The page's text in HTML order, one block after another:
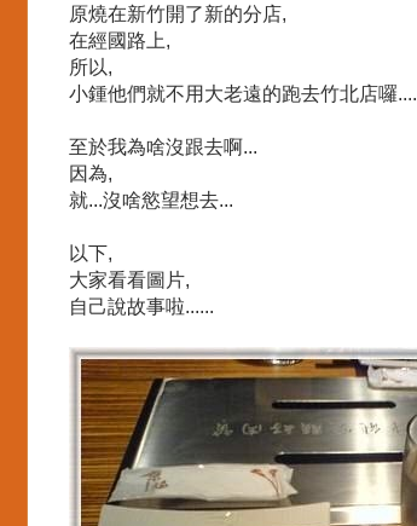
原燒在新竹開了新的分店,
在經國路上,
所以,
小鍾他們就不用大老遠的跑去竹北店囉....
至於我為啥沒跟去啊...
因為,
就...沒啥慾望想去...
以下,
大家看看圖片,
自己說故事啦......